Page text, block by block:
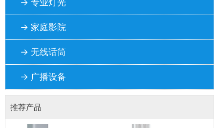
→ 专业灯光
→ 家庭影院
→ 无线话筒
→ 广播设备
推荐产品